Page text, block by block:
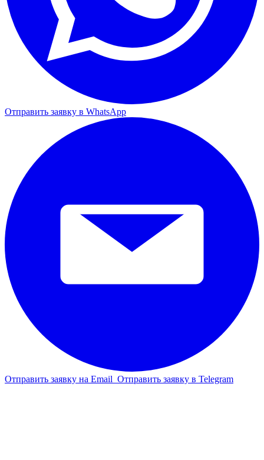
Отправить заявку в WhatsApp
Отправить заявку на Email Отправить заявку в Telegram